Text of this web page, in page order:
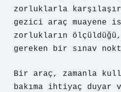
zorluklarla
gezici araç muayene
zorlukların
gereken bir sınav
Bir araç, zamanla
bakıma ihtiyaç duyar